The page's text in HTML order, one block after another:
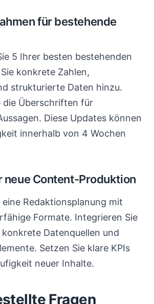
für bestehende
5 Ihrer besten bestehenden
konkrete Zahlen,
strukturierte Daten hinzu.
die Überschriften für
Diese Updates können
innerhalb von 4 Wochen
neue Content-Produktion
Redaktionsplanung mit
Formate. Integrieren Sie
Datenquellen und
Setzen Sie klare KPIs
neuer Inhalte.
Fragen